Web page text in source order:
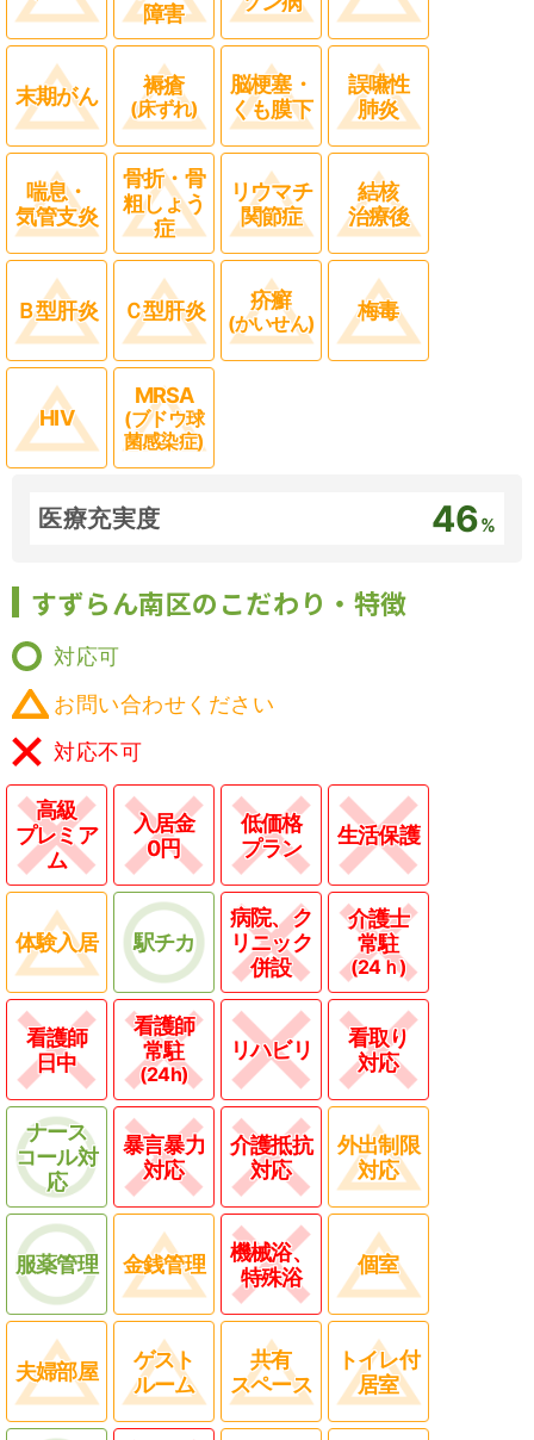
障害
末期がん 褥瘡
(床ずれ)
脳梗塞・
くも膜下
誤嚥性
肺炎
喘息・
気管支炎
骨折・骨
粗しょう
症
リウマチ
関節症
結核
治療後
Ｂ型肝炎 Ｃ型肝炎 疥癬
(かいせん) 梅毒
HIV
MRSA
(ブドウ球
菌感染症)
医療充実度 46%
すずらん南区のこだわり・特徴
対応可
お問い合わせください
対応不可
高級
プレミア
ム
入居金
0円
低価格
プラン
生活保護
体験入居 駅チカ
病院、ク
リニック
併設
介護士
常駐
(24ｈ)
看護師
日中
看護師
常駐
(24h)
リハビリ
看取り
対応
ナース
コール対
応
暴言暴力
対応
介護抵抗
対応
外出制限
対応
服薬管理 金銭管理
機械浴、
特殊浴
個室
夫婦部屋
ゲスト
ルーム
共有
スペース
トイレ付
居室